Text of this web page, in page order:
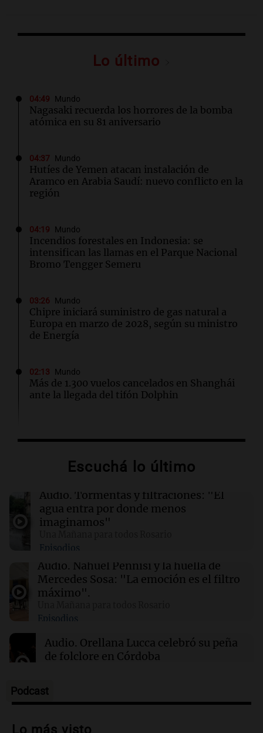
Lo último
04:49 Mundo
Nagasaki recuerda los horrores de la bomba
atómica en su 81 aniversario
04:37 Mundo
Hutíes de Yemen atacan instalación de
Aramco en Arabia Saudí: nuevo conflicto en la
región
04:19 Mundo
Incendios forestales en Indonesia: se
intensifican las llamas en el Parque Nacional
Bromo Tengger Semeru
03:26 Mundo
Chipre iniciará suministro de gas natural a
Europa en marzo de 2028, según su ministro
de Energía
02:13 Mundo
Más de 1.300 vuelos cancelados en Shanghái
ante la llegada del tifón Dolphin
Airbnb acelera el lanzamiento de funciones
búsqueda
El Pentágono solicita a la industria de defensa
un aumento en la producción de armas
01:31 Ciencia
Reducir alimentos dulces no disminuye
antojos ni mejora la salud, según estudio
01:29 Mundo
El lago Mead alcanza su nivel más bajo en 90
años, evidenciando la crisis hídrica en EE.UU.
Escuchá lo último
Audio. Tormentas y filtraciones: "El
agua entra por donde menos
imaginamos"
Episodios
Audio. Nahuel Pennisi y la huella de
Mercedes Sosa: "La emoción es el filtro
máximo".
Episodios
Audio. Orellana Lucca celebró su peña
de folclore en Córdoba
Audio.Trágico accidente en Mendoza:
Podcast
Lo más visto